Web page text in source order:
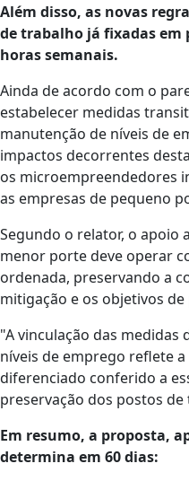
Além disso, as novas
de trabalho já fixadas
horas semanais.
Ainda de acordo com o
estabelecer medidas
manutenção de níveis de
impactos decorrentes
os microempreendedores
as empresas de pequeno
Segundo o relator, o apoio
menor porte deve operar
ordenada, preservando a
mitigação e os objetivos
"A vinculação das
níveis de emprego reflete
diferenciado conferido a
preservação dos postos
Em resumo, a proposta,
determina em 60 dias: